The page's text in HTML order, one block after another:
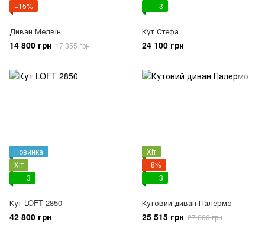
−15%
Диван Мелвін
14 800 грн 17 355 грн
3
Кут Стефа
24 100 грн
Новинка
Хіт
3
Кут LOFT 2850
42 800 грн
Хіт
−8%
3
Кутовий диван Палермо
25 515 грн 27 600 грн